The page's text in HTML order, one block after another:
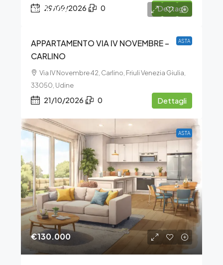
29/09/2026 0 Dettagli
ASTA
€45.000
APPARTAMENTO VIA IV NOVEMBRE –
CARLINO
Via IV Novembre 42, Carlino, Friuli Venezia Giulia,
33050, Udine
21/10/2026 0 Dettagli
ASTA
€130.000